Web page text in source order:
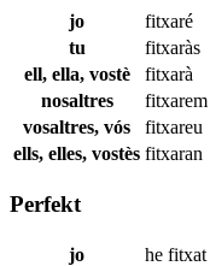
jo
fitxaré
tu
fitxaràs
ell, ella, vostè
fitxarà
nosaltres
fitxarem
vosaltres, vós
fitxareu
ells, elles, vostès fitxaran
Perfekt
jo he fitxat